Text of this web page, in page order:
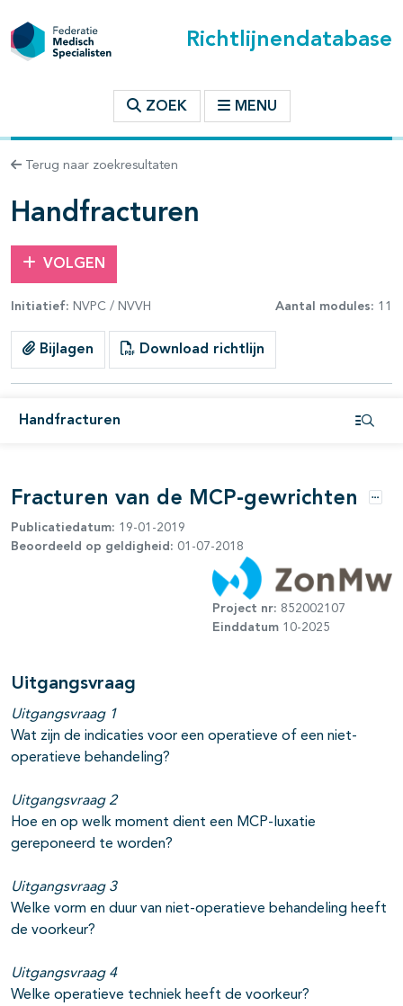
Richtlijnendatabase
ZOEK MENU
Terug naar zoekresultaten
Handfracturen
VOLGEN
Initiatief: NVPC / NVVH Aantal modules: 11
Bijlagen Download richtlijn
Handfracturen
binnen deze richtlijn
open- en dichtklappen
Fracturen van de MCP-gewrichten
Publicatiedatum: 19-01-2019
Beoordeeld op geldigheid: 01-07-2018
Project nr: 852002107
Einddatum 10-2025
Uitgangsvraag
Uitgangsvraag 1
Wat zijn de indicaties voor een operatieve of een niet-
operatieve behandeling?
Uitgangsvraag 2
Hoe en op welk moment dient een MCP-luxatie
gereponeerd te worden?
Uitgangsvraag 3
Welke vorm en duur van niet-operatieve behandeling heeft
de voorkeur?
Uitgangsvraag 4
Welke operatieve techniek heeft de voorkeur?